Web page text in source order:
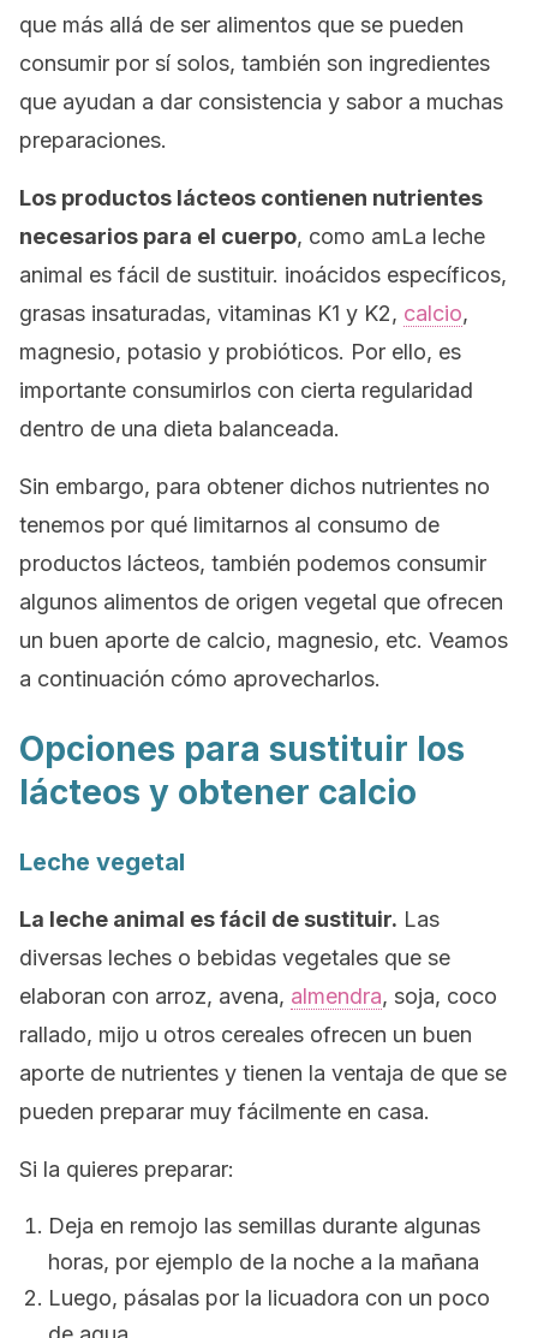
que más allá de ser alimentos que se pueden
consumir por sí solos, también son ingredientes
que ayudan a dar consistencia y sabor a muchas
preparaciones.
Los productos lácteos contienen nutrientes
necesarios para el cuerpo, como amLa leche
animal es fácil de sustituir. inoácidos específicos,
grasas insaturadas, vitaminas K1 y K2, calcio,
magnesio, potasio y probióticos. Por ello, es
importante consumirlos con cierta regularidad
dentro de una dieta balanceada.
Sin embargo, para obtener dichos nutrientes no
tenemos por qué limitarnos al consumo de
productos lácteos, también podemos consumir
algunos alimentos de origen vegetal que ofrecen
un buen aporte de calcio, magnesio, etc. Veamos
a continuación cómo aprovecharlos.
Opciones para sustituir los
lácteos y obtener calcio
Leche vegetal
La leche animal es fácil de sustituir. Las
diversas leches o bebidas vegetales que se
elaboran con arroz, avena, almendra, soja, coco
rallado, mijo u otros cereales ofrecen un buen
aporte de nutrientes y tienen la ventaja de que se
pueden preparar muy fácilmente en casa.
Si la quieres preparar:
Deja en remojo las semillas durante algunas
horas, por ejemplo de la noche a la mañana
Luego, pásalas por la licuadora con un poco